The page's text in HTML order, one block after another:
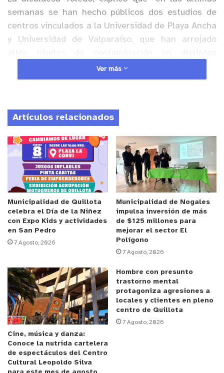
semanas se han hecho públicos dos estudios de
centros vinculados a la Universidad de Playa Ancha
y Universidad de Valparaíso, que han arrojado
lugares de la región, lo que ha preocupado a las
vecinas y vecinos de la comuna. A raíz de lo
estudio, señale si el agua que se consume en esta
comuna cumple con los estándares que establece
el Decreto Supremo, DS, 90”, decreto que, según
se detalla en el oficio enviado a la
Superintendencia de Servicios Sanitarios,
“establece las normas de emisión para la
regulación de contaminantes asociados a las
descargas de residuos líquidos”.
Anuncio Patrocinado
Ramiro Vargas, director jurídico de la
Municipalidad de Villa Alemana, indicó por su parte
que “oficiamos, porque la Superintendencia es la
encargada de supervisar a las empresas sanitarias
que, en este caso, a nivel regional o en la provincia
de Marga Marga, es ESVAL. Y al ser ellos los
llamados a supervisar, son el ente que tienen a
cargo los tratamientos y los estudios de limpieza y
calidad del agua. Nosotros como ente público
tenemos, dentro de los fines de la municipalidad,
Ver más
Artículos relacionados
Municipalidad de Quillota
celebra el Día de la Niñez
con Expo Kids y actividades
en San Pedro
7 Agosto, 2026
Municipalidad de Nogales
impulsa inversión de más
de $125 millones para
mejorar el sector El
Polígono
7 Agosto, 2026
Cine, música y danza:
Conoce la nutrida cartelera
de espectáculos del Centro
Cultural Leopoldo Silva
Hombre con presunto
trastorno mental
protagoniza agresiones a
locales y clientes en pleno
centro de Quillota
7 Agosto, 2026